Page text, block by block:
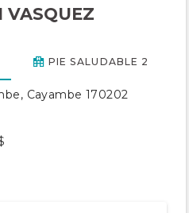
VASQUEZ
PIE SALUDABLE 2
Cayambe 170202